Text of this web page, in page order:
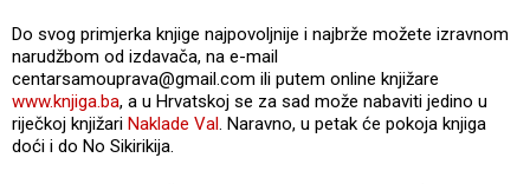
Do svog primjerka knjige najpovoljnije i najbrže možete izravnom
narudžbom od izdavača, na e-mail
centarsamouprava@gmail.com ili putem online knjižare
www.knjiga.ba, a u Hrvatskoj se za sad može nabaviti jedino u
riječkoj knjižari Naklade Val. Naravno, u petak će pokoja knjiga
doći i do No Sikirikija.